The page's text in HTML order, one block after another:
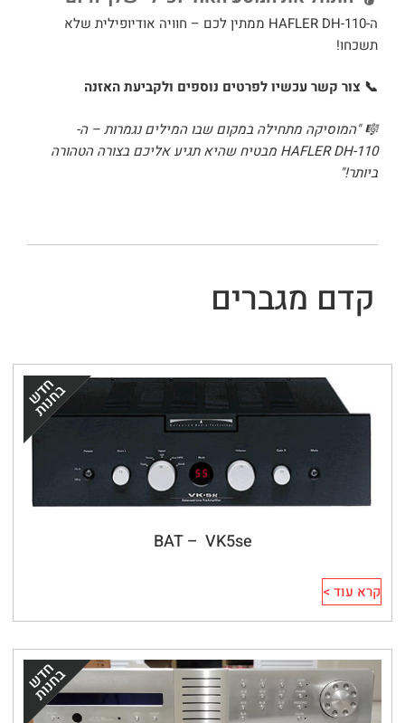
ה-HAFLER DH-110 ממתין לכם – חוויה אודיופילית שלא
תשכחו!
📞 צור קשר עכשיו לפרטים נוספים ולקביעת האזנה
🎼 "המוסיקה מתחילה במקום שבו המילים נגמרות – ה-
HAFLER DH-110 מבטיח שהיא תגיע אליכם בצורה הטהורה
ביותר!"
קדם מגברים
BAT –  VK5se
קרא עוד >